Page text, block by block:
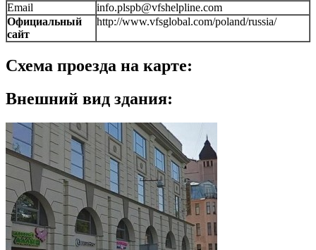
Email
info.plspb@vfshelpline.com
Официальный
сайт
http://www.vfsglobal.com/poland/russia/
Схема проезда на карте:
Внешний вид здания: